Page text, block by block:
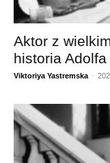
Aktor z
historia
Viktoriya Yastremska -